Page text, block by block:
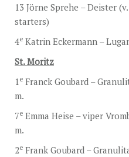
13 Jörne Sprehe – Deister
starters)
4e Katrin Eckermann –
St. Moritz
1 e Franck Goubard –
m.
7e Emma Heise – viper
m.
2e Frank Goubard –